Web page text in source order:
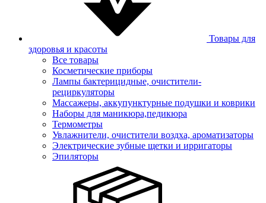
Товары для
здоровья и красоты
Все товары
Косметические приборы
Лампы бактерицидные, очистители-
рециркуляторы
Массажеры, аккупунктурные подушки и коврики
Наборы для маникюра,педикюра
Термометры
Увлажнители, очистители воздха, ароматизаторы
Электрические зубные щетки и ирригаторы
Эпиляторы